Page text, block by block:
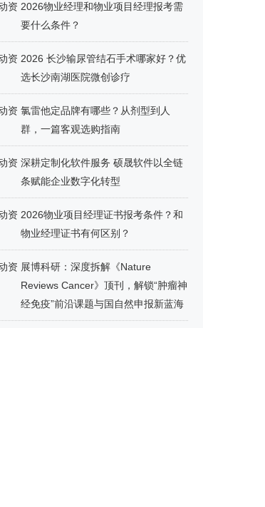
资 2026物业经理和物业项目经理报考需
要什么条件？
资 2026 长沙输尿管结石手术哪家好？优
选长沙南湖医院微创诊疗
资 氯雷他定品牌有哪些？从剂型到人
群，一篇客观选购指南
资 深耕定制化软件服务 硕晟软件以全链
条赋能企业数字化转型
资 2026物业项目经理证书报考条件？和
物业经理证书有何区别？
资 展博科研：深度拆解《Nature
Reviews Cancer》顶刊，解锁“肿瘤神
经免疫”前沿课题与国自然申报新蓝海